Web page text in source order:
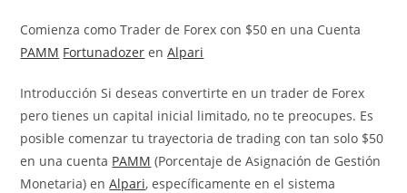
Comienza como Trader de Forex con $50 en una Cuenta
PAMM Fortunadozer enAlpari
Introducción Si deseas convertirte en un trader de Forex
pero tienes un capital inicial limitado, no te preocupes. Es
posible comenzar tu trayectoria de trading con tan solo $50
en una cuenta PAMM (Porcentaje de Asignación de Gestión
Monetaria) enAlpari, específicamente en el sistema